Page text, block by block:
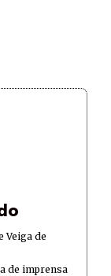
Veiga de
de imprensa